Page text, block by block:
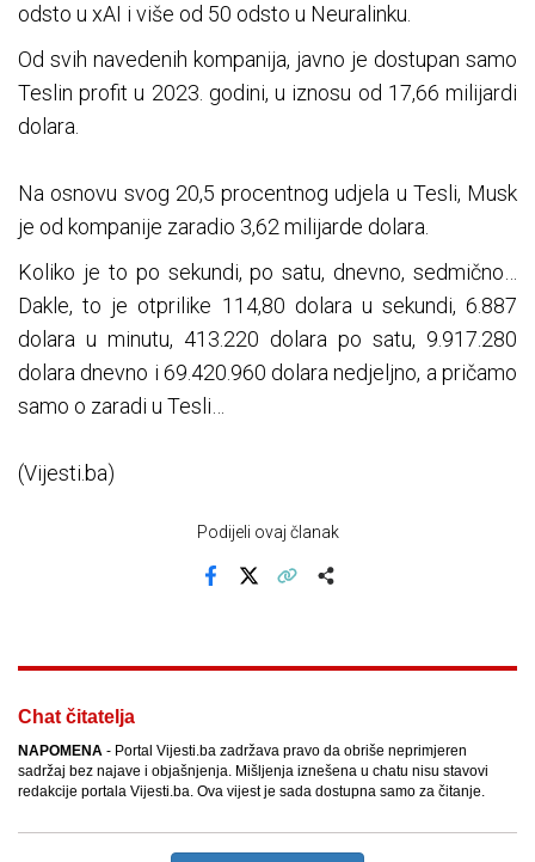
odsto u xAI i više od 50 odsto u Neuralinku.
Od svih navedenih kompanija, javno je dostupan samo
Teslin profit u 2023. godini, u iznosu od 17,66 milijardi
dolara.
Na osnovu svog 20,5 procentnog udjela u Tesli, Musk
je od kompanije zaradio 3,62 milijarde dolara.
Koliko je to po sekundi, po satu, dnevno, sedmično…
Dakle, to je otprilike 114,80 dolara u sekundi, 6.887
dolara u minutu, 413.220 dolara po satu, 9.917.280
dolara dnevno i 69.420.960 dolara nedjeljno, a pričamo
samo o zaradi u Tesli…
(Vijesti.ba)
Podijeli ovaj članak
Chat čitatelja
NAPOMENA - Portal Vijesti.ba zadržava pravo da obriše neprimjeren
sadržaj bez najave i objašnjenja. Mišljenja iznešena u chatu nisu stavovi
redakcije portala Vijesti.ba. Ova vijest je sada dostupna samo za čitanje.